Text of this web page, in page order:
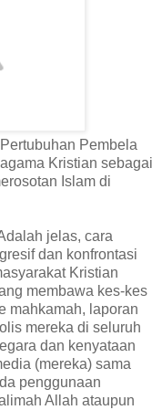
Pembela
Kristian sebagai
Islam di
jelas, cara
dan konfrontasi
Kristian
membawa kes-kes
mahkamah, laporan
mereka di seluruh
dan kenyataan
(mereka) sama
penggunaan
Allah ataupun